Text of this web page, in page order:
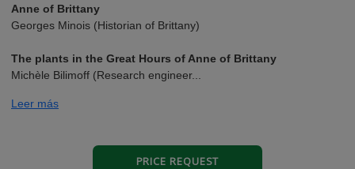
Anne of Brittany
Georges Minois (Historian of Brittany)
The plants in the Great Hours of Anne of Brittany
Michèle Bilimoff (Research engineer...
Leer más
PRICE REQUEST